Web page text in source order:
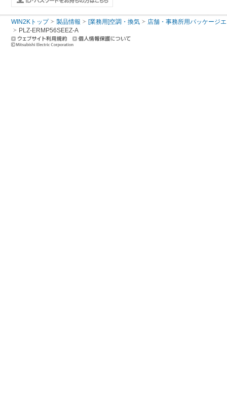
WIN2Kトップ 製品情報 [業務用]空調・換気
店舗・事務所用パッケージ
PLZ-ERMP56SEEZ-A